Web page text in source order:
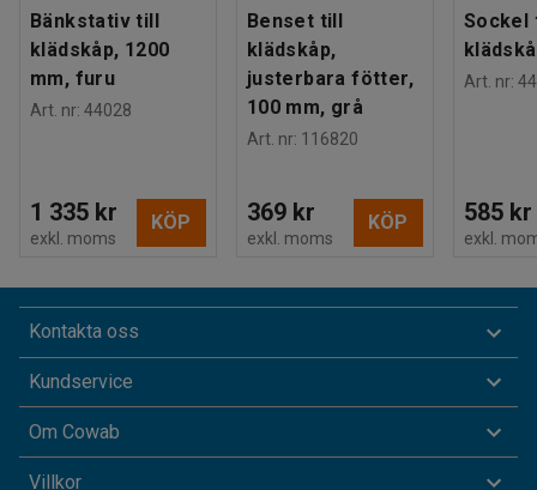
Bänkstativ till
klädskåp, 1200
mm, furu
Art. nr: 44028
1 335 kr
exkl. moms
KÖP
Benset till
klädskåp,
justerbara fötter,
100 mm, grå
Art. nr: 116820
369 kr
exkl. moms
KÖP
Sockel
Art. nr:
585 kr
exkl.
Kontakta oss
Kundservice
Om Cowab
Villkor